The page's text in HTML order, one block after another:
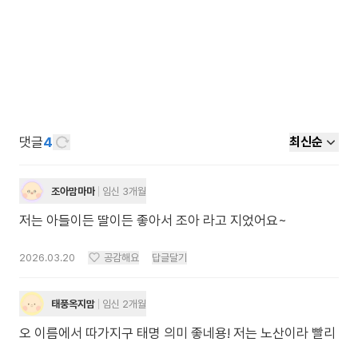
댓글4 최신순
조아맘마마 임신 3개월
저는 아들이든 딸이든 좋아서 조아 라고 지었어요~
2026.03.20 공감해요 답글달기
태풍옥지맘 임신 2개월
오 이름에서 따가지구 태명 의미 좋네용! 저는 노산이라 빨리